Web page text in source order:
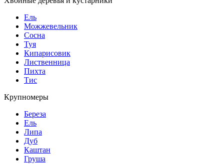
Ель
Можжевельник
Сосна
Туя
Кипарисовик
Лиственница
Пихта
Тис
Крупномеры
Береза
Ель
Липа
Дуб
Каштан
Груша